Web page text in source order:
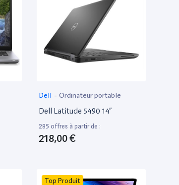
Dell - Ordinateur portable
Dell Latitude 5490 14”
285 offres à partir de :
218,00 €
Top Produit